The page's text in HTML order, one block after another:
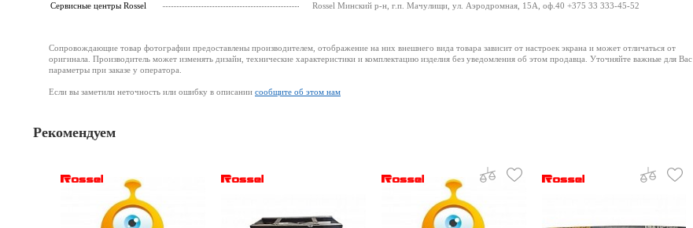
Cервисные центры Rossel Rossel Минский р-н, г.п. Мачулищи, ул. Аэродромная, 15А, оф.40 +375 33 333-45-52
Сопровождающие товар фотографии предоставлены производителем, отображение на них внешнего вида товара зависит от настроек экрана и может отличаться от
оригинала. Производитель может изменять дизайн, технические характеристики и комплектацию изделия без уведомления об этом продавца. Уточняйте важные для Вас
параметры при заказе у оператора.
Если вы заметили неточность или ошибку в описании сообщите об этом нам
Рекомендуем